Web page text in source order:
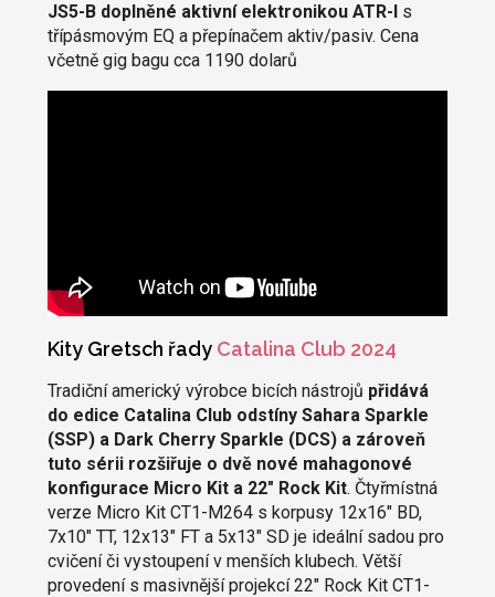
JS5-B doplněné aktivní elektronikou ATR-I s
třípásmovým EQ a přepínačem aktiv/pasiv. Cena
včetně gig bagu cca 1190 dolarů
Kity Gretsch řady Catalina Club 2024
Tradiční americký výrobce bicích nástrojů přidává
do edice Catalina Club odstíny Sahara Sparkle
(SSP) a Dark Cherry Sparkle (DCS) a zároveň
tuto sérii rozšiřuje o dvě nové mahagonové
konfigurace Micro Kit a 22" Rock Kit. Čtyřmístná
verze Micro Kit CT1-M264 s korpusy 12x16" BD,
7x10" TT, 12x13" FT a 5x13" SD je ideální sadou pro
cvičení či vystoupení v menších klubech. Větší
provedení s masivnější projekcí 22" Rock Kit CT1-